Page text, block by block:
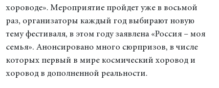
хороводе». Мероприятие пройдет уже в восьмой
раз, организаторы каждый год выбирают новую
тему фестиваля, в этом году заявлена «Россия – моя
семья». Анонсировано много сюрпризов, в числе
которых первый в мире космический хоровод и
хоровод в дополненной реальности.